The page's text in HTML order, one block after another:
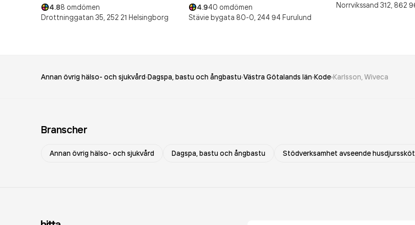
4.88 omdömen
Drottninggatan 35, 252 21 Helsingborg
4.940 omdömen
Stävie bygata 80-0, 244 94 Furulund
Norrvikssand 312, 862
Annan övrig hälso- och sjukvård Dagspa, bastu och ångbastu Västra Götalands län Kode Karlsson, Wiveca
Branscher
Annan övrig hälso- och sjukvård Dagspa, bastu och ångbastu Stödverksamhet avseende